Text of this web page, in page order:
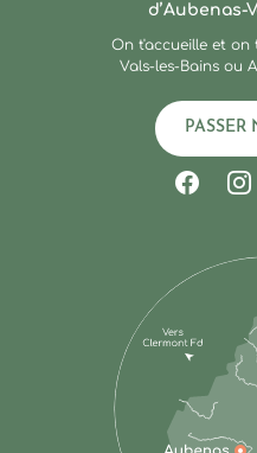
d’Aubenas-
On t'accueille et on
Vals-les-Bains ou
PASSER